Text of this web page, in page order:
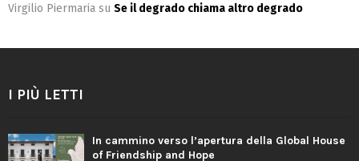
Virgilio Piermaria su Se il degrado chiama altro degrado
I PIÙ LETTI
In cammino verso l’apertura della Global House
of Friendship and Hope